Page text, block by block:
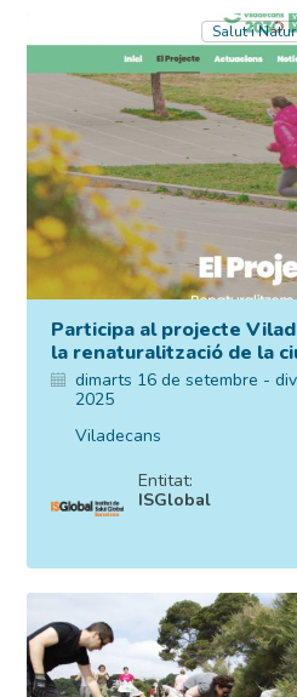
Participa al projecte
la renaturalització de la
dimarts 16 de setembre -
2025
Viladecans
Salut i
Entitat:
ISGlobal